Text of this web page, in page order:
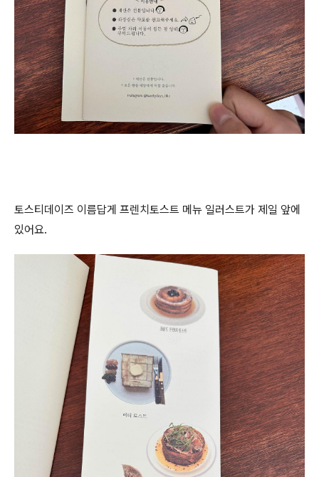
토스티데이즈 이름답게 프렌치토스트 메뉴 일러스트가 제일 앞에
있어요.